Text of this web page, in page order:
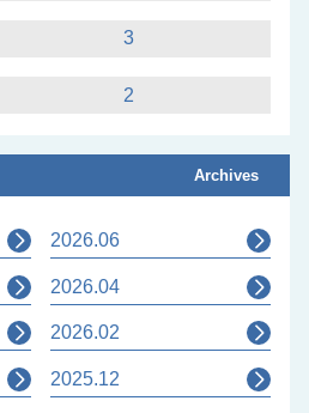
3
2
Archives
2026.06
2026.04
2026.02
2025.12